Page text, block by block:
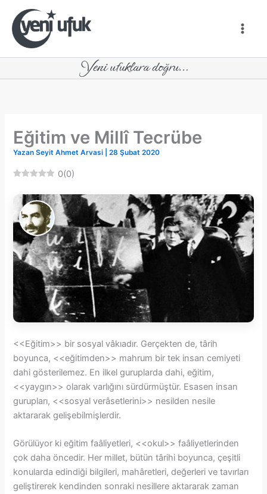
atla
Eğitim ve Millî Tecrübe
Yazan Seyit Ahmet Arvasi |28 Şubat 2020
0(0)
<<Eğitim>> bir sosyal vâkıadır. Gerçekten de, târih
boyunca, <<eğitimden>> mahrum bir tek insan cemiyeti
dahi gösterilemez. En ilkel guruplarda dahi, eğitim,
<<yaygın>> olarak varlığını sürdürmüştür. Esasen insan
gurupları, <<sosyal verâsetlerini>> nesilden nesile
aktararak gelişebilmişlerdir.
Görülüyor ki eğitim faâliyetleri, <<okul>> faâliyetlerinden
çok daha öncedir. Her millet, bütün târihi boyunca, çeşitli
konularda edindiği bilgileri, mahâretleri, değerleri ve tavırları
geliştirerek kendinden sonraki nesillere aktararak zaman